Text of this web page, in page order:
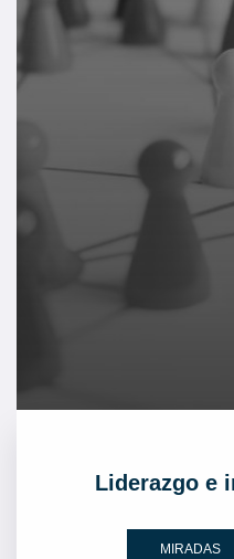
Liderazgo e
MIRADAS